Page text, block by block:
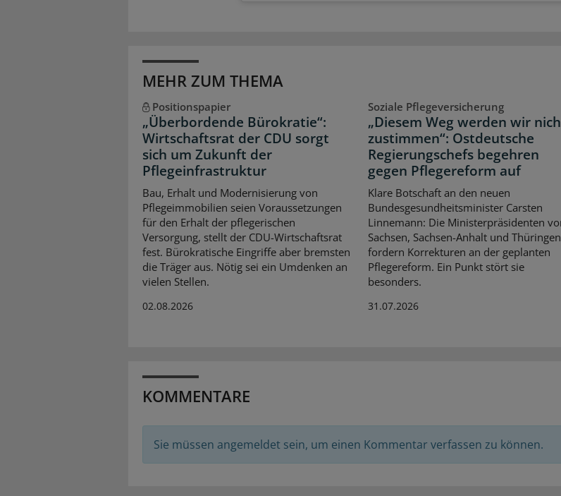
MEHR ZUM THEMA
Positionspapier
„Überbordende Bürokratie“:
Wirtschaftsrat der CDU sorgt
sich um Zukunft der
Pflegeinfrastruktur
Bau, Erhalt und Modernisierung von
Pflegeimmobilien seien Voraussetzungen
für den Erhalt der pflegerischen
Versorgung, stellt der CDU-Wirtschaftsrat
fest. Bürokratische Eingriffe aber bremsten
die Träger aus. Nötig sei ein Umdenken an
vielen Stellen.
02.08.2026
Soziale Pflegeversicherung
„Diesem Weg werden wir
zustimmen“: Ostdeutsche
Regierungschefs begehren
gegen Pflegereform auf
Klare Botschaft an den neuen
Bundesgesundheitsminister Carsten
Linnemann: Die Ministerpräsidenten
Sachsen, Sachsen-Anhalt und Thüringen
fordern Korrekturen an der geplanten
Pflegereform. Ein Punkt stört sie
besonders.
31.07.2026
KOMMENTARE
Sie müssen angemeldet sein, um einen Kommentar verfassen zu können.